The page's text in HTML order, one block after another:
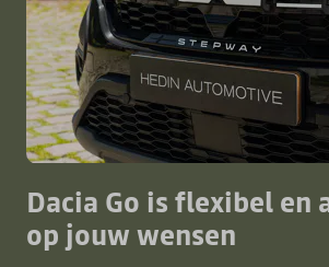
Dacia Go is flexibel en
op jouw wensen